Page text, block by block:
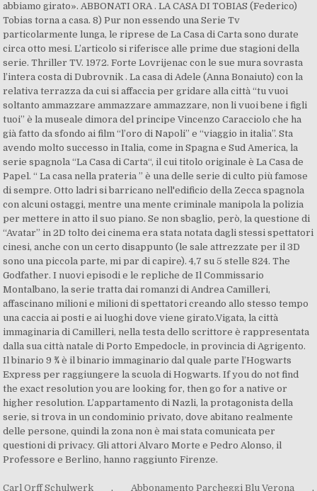
abbiamo girato». ABBONATI ORA . LA CASA DI TOBIAS (Federico)
Tobias torna a casa. 8) Pur non essendo una Serie Tv
particolarmente lunga, le riprese de La Casa di Carta sono durate
circa otto mesi. L’articolo si riferisce alle prime due stagioni della
serie. Thriller TV. 1972. Forte Lovrijenac con le sue mura sovrasta
l’intera costa di Dubrovnik . La casa di Adele (Anna Bonaiuto) con la
relativa terrazza da cui si affaccia per gridare alla città “tu vuoi
soltanto ammazzare ammazzare ammazzare, non li vuoi bene i figli
tuoi” è la museale dimora del principe Vincenzo Caracciolo che ha
già fatto da sfondo ai film “l’oro di Napoli” e “viaggio in italia”. Sta
avendo molto successo in Italia, come in Spagna e Sud America, la
serie spagnola “La Casa di Carta“, il cui titolo originale è La Casa de
Papel. “ La casa nella prateria ” è una delle serie di culto più famose
di sempre. Otto ladri si barricano nell'edificio della Zecca spagnola
con alcuni ostaggi, mentre una mente criminale manipola la polizia
per mettere in atto il suo piano. Se non sbaglio, però, la questione di
“Avatar” in 2D tolto dei cinema era stata notata dagli stessi spettatori
cinesi, anche con un certo disappunto (le sale attrezzate per il 3D
sono una piccola parte, mi par di capire). 4,7 su 5 stelle 824. The
Godfather. I nuovi episodi e le repliche de Il Commissario
Montalbano, la serie tratta dai romanzi di Andrea Camilleri,
affascinano milioni e milioni di spettatori creando allo stesso tempo
una caccia ai posti e ai luoghi dove viene girato.Vigata, la città
immaginaria di Camilleri, nella testa dello scrittore è rappresentata
dalla sua città natale di Porto Empedocle, in provincia di Agrigento.
Il binario 9 ¾ è il binario immaginario dal quale parte l’Hogwarts
Express per raggiungere la scuola di Hogwarts. If you do not find
the exact resolution you are looking for, then go for a native or
higher resolution. L’appartamento di Nazli, la protagonista della
serie, si trova in un condominio privato, dove abitano realmente
delle persone, quindi la zona non è mai stata comunicata per
questioni di privacy. Gli attori Alvaro Morte e Pedro Alonso, il
Professore e Berlino, hanno raggiunto Firenze.
Carl Orff Schulwerk , Abbonamento Parcheggi Blu Verona ,